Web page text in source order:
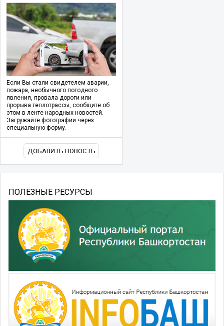
Если Вы стали свидетелем аварии,
пожара, необычного погодного
явления, провала дороги или
прорыва теплотрассы, сообщите об
этом в ленте народных новостей.
Загружайте фотографии через
специальную форму.
ДОБАВИТЬ НОВОСТЬ
ПОЛЕЗНЫЕ РЕСУРСЫ